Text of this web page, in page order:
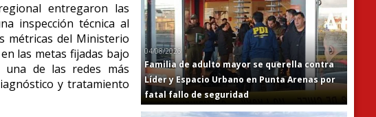
entregaron las
inspección técnica al
métricas del Ministerio
en las metas fijadas bajo
una de las redes más
y tratamiento
04/08/2026
Familia de adulto mayor se querella contra
Líder y Espacio Urbano en Punta Arenas por
fatal fallo de seguridad